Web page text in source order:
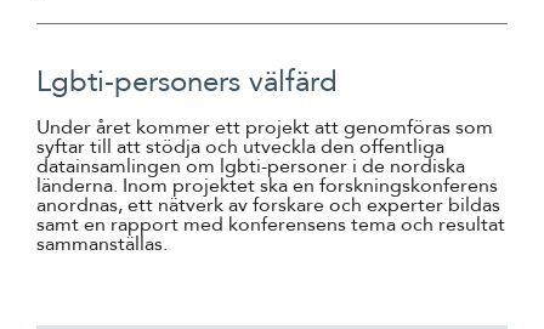
Lgbti-personers välfärd
Under året kommer ett projekt att genomföras som
syftar till att stödja och utveckla den offentliga
datainsamlingen om lgbti-personer i de nordiska
länderna. Inom projektet ska en forskningskonferens
anordnas, ett nätverk av forskare och experter bildas
samt en rapport med konferensens tema och resultat
sammanställas.